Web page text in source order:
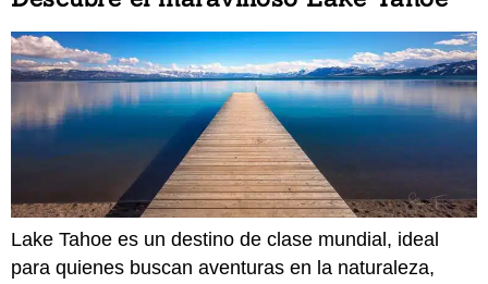
Lake Tahoe es un destino de clase mundial, ideal
para quienes buscan aventuras en la naturaleza,